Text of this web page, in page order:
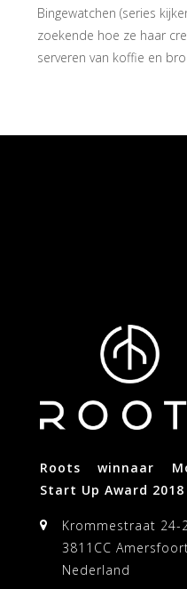
Bingewatchen (series
zoekende hoe ze haar
serveren van koffie en
Roots winnaar
Start Up Award 2018
Krommestraat 24-
3811CC
Nederland